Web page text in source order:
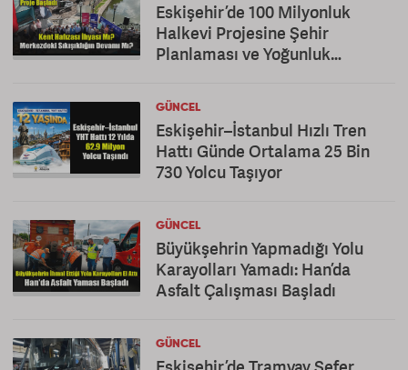
Eskişehir’de 100 Milyonluk
Halkevi Projesine Şehir
Planlaması ve Yoğunluk
GÜNCEL
Eskişehir–İstanbul Hızlı Tren
Hattı Günde Ortalama 25 Bin
730 Yolcu Taşıyor
GÜNCEL
Büyükşehrin Yapmadığı Yolu
Karayolları Yamadı: Han’da
Asfalt Çalışması Başladı
GÜNCEL